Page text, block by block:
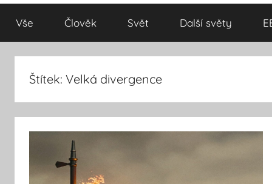
Vše Člověk Svět Další světy
Štítek: Velká divergence